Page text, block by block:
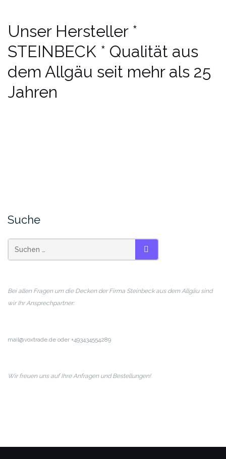
Unser Hersteller *
STEINBECK * Qualität aus
dem Allgäu seit mehr als 25
Jahren
Suche
SUCHEN
Bei allen Fragen um die Decken der Firma Steinbeck aus dem Allgäu sind
wir Ihr Ansprechpartner:
mail@voxtrade.de oder +493434554289
Wir freuen uns auf Ihre Anfragen und Bestellungen!